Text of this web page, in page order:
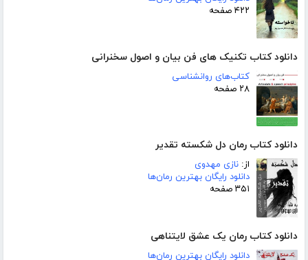
۴۲۲ صفحه
دانلود کتاب تکنیک های فن بیان و اصول سخنرانی
کتاب‌های روانشناسی
۲۸ صفحه
دانلود کتاب رمان دل شکسته تقدیر
از: نازی مهدوی
دانلود رایگان بهترین رمان‌ها
۳۵۱ صفحه
دانلود کتاب رمان یک عشق لایتناهی
دانلود رایگان بهترین رمان‌ها